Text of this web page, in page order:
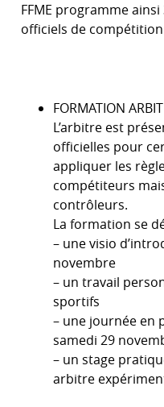
FFME programme
officiels de
FORMATION
L’arbitre est
officielles pour
appliquer les
compétiteurs
contrôleurs.
La formation se
– une visio
novembre
– un travail
sportifs
– une journée en
samedi 29
– un stage
arbitre